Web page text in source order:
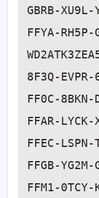
GBRB-
FFYA-
8F3Q-
FF0C-
FFAR-
FFEC-
FFGB-
FFM1-